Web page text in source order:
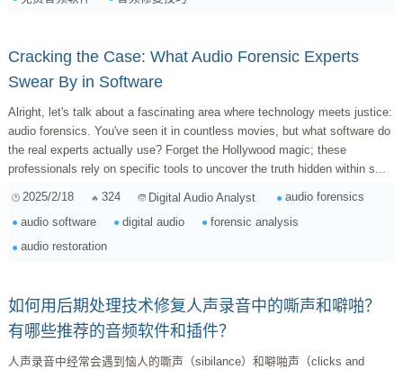
Cracking the Case: What Audio Forensic Experts
Swear By in Software
Alright, let's talk about a fascinating area where technology meets justice:
audio forensics. You've seen it in countless movies, but what software do
the real experts actually use? Forget the Hollywood magic; these
professionals rely on specific tools to uncover the truth hidden within s...
2025/2/18 324 Digital Audio Analyst
audio forensics
audio software
digital audio
forensic analysis
audio restoration
如何用后期处理技术修复人声录音中的嘶声和噼啪？
有哪些推荐的音频软件和插件？
人声录音中经常会遇到恼人的嘶声（sibilance）和噼啪声（clicks and